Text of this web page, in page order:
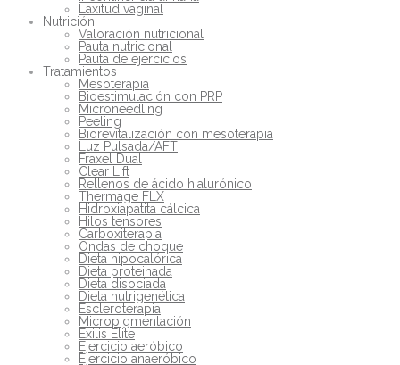
Laxitud vaginal
Nutrición
Valoración nutricional
Pauta nutricional
Pauta de ejercicios
Tratamientos
Mesoterapia
Bioestimulación con PRP
Microneedling
Peeling
Biorevitalización con mesoterapia
Luz Pulsada/AFT
Fraxel Dual
Clear Lift
Rellenos de ácido hialurónico
Thermage FLX
Hidroxiapatita cálcica
Hilos tensores
Carboxiterapia
Ondas de choque
Dieta hipocalórica
Dieta proteinada
Dieta disociada
Dieta nutrigenética
Escleroterapia
Micropigmentación
Exilis Elite
Ejercicio aeróbico
Ejercicio anaeróbico